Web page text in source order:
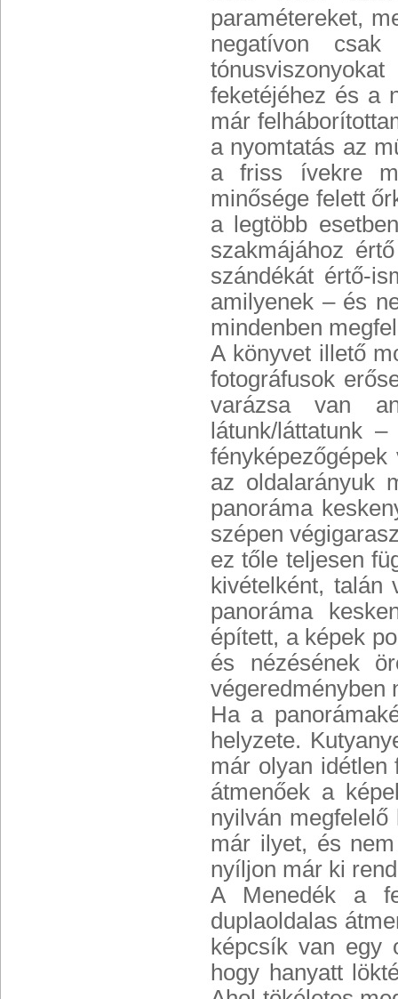
paramétereket,
negatívon csak
feketéjéhez és a
már
a nyomtatás az
a friss ívekre
minősége felett
a legtöbb
szakmájához
szándékát értő-
amilyenek – és
mindenben
A könyvet illető
fotográfusok
varázsa van
látunk/láttatunk
az oldalarányuk
panoráma
szépen
ez tőle teljesen
kivételként,
panoráma
épített, a képek
és nézésének
végeredményben
Ha a
helyzete.
már olyan idétlen
átmenőek a
nyilván
már ilyet, és
nyíljon már ki
A Menedék a
duplaoldalas
képcsík van egy
hogy hanyatt